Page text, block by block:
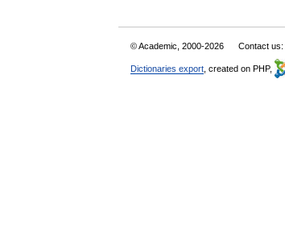
© Academic, 2000-2026 Contact us:
Dictionaries export , created on PHP,